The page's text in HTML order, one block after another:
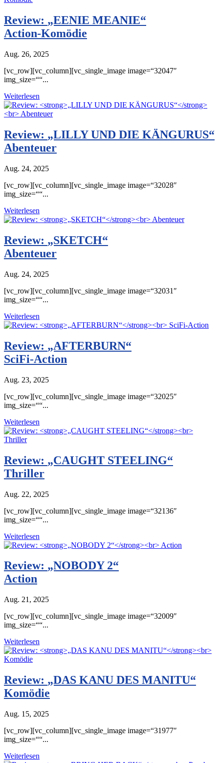
Review: „EENIE MEANIE“
Action-Komödie
Aug. 26, 2025
[vc_row][vc_column][vc_single_image image=“32047″
img_size=““...
Weiterlesen
Review: „LILLY UND DIE KÄNGURUS“
Abenteuer
Aug. 24, 2025
[vc_row][vc_column][vc_single_image image=“32028″
img_size=““...
Weiterlesen
Review: „SKETCH“
Abenteuer
Aug. 24, 2025
[vc_row][vc_column][vc_single_image image=“32031″
img_size=““...
Weiterlesen
Review: „AFTERBURN“
SciFi-Action
Aug. 23, 2025
[vc_row][vc_column][vc_single_image image=“32025″
img_size=““...
Weiterlesen
Review: „CAUGHT STEELING“
Thriller
Aug. 22, 2025
[vc_row][vc_column][vc_single_image image=“32136″
img_size=““...
Weiterlesen
Review: „NOBODY 2“
Action
Aug. 21, 2025
[vc_row][vc_column][vc_single_image image=“32009″
img_size=““...
Weiterlesen
Review: „DAS KANU DES MANITU“
Komödie
Aug. 15, 2025
[vc_row][vc_column][vc_single_image image=“31977″
img_size=““...
Weiterlesen